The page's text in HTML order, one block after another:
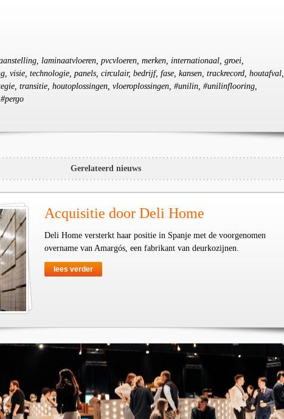
laminaatvloeren, pvcvloeren, merken, internationaal, groei,
visie, technologie, panels, circulair, bedrijf, fase, kansen, trackrecord, houtafval,
transitie, houtoplossingen, vloeroplossingen, #unilin, #unilinflooring,
Gerelateerd nieuws
Acquisitie door Deli Home
Deli Home versterkt haar positie in Spanje met de voorgenomen
overname van Amargós, een fabrikant van deurkozijnen.
lees verder